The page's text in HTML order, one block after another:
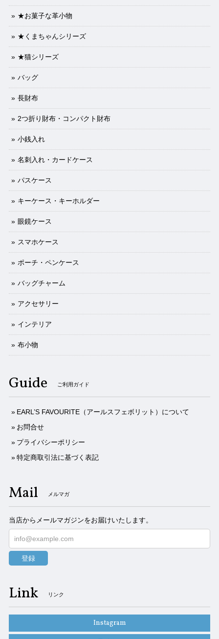
★お菓子な革小物
★くまちゃんシリーズ
★猫シリーズ
バッグ
長財布
2つ折り財布・コンパクト財布
小銭入れ
名刺入れ・カードケース
パスケース
キーケース・キーホルダー
眼鏡ケース
スマホケース
ポーチ・ペンケース
バッグチャーム
アクセサリー
インテリア
布小物
Guide ご利用ガイド
EARL’S FAVOURITE（アールスフェボリット）について
お問合せ
プライバシーポリシー
特定商取引法に基づく表記
Mail メルマガ
当店からメールマガジンをお届けいたします。
登録
Link リンク
Instagram